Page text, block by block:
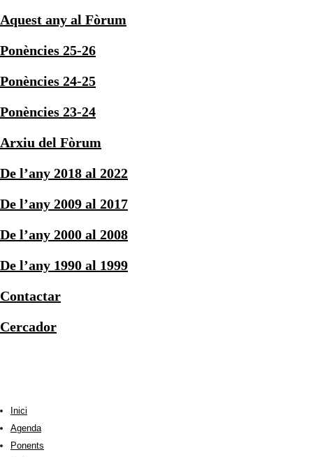
Aquest any al Fòrum
Ponències 25-26
Ponències 24-25
Ponències 23-24
Arxiu del Fòrum
De l’any 2018 al 2022
De l’any 2009 al 2017
De l’any 2000 al 2008
De l’any 1990 al 1999
Contactar
Cercador
Inici
Agenda
Ponents